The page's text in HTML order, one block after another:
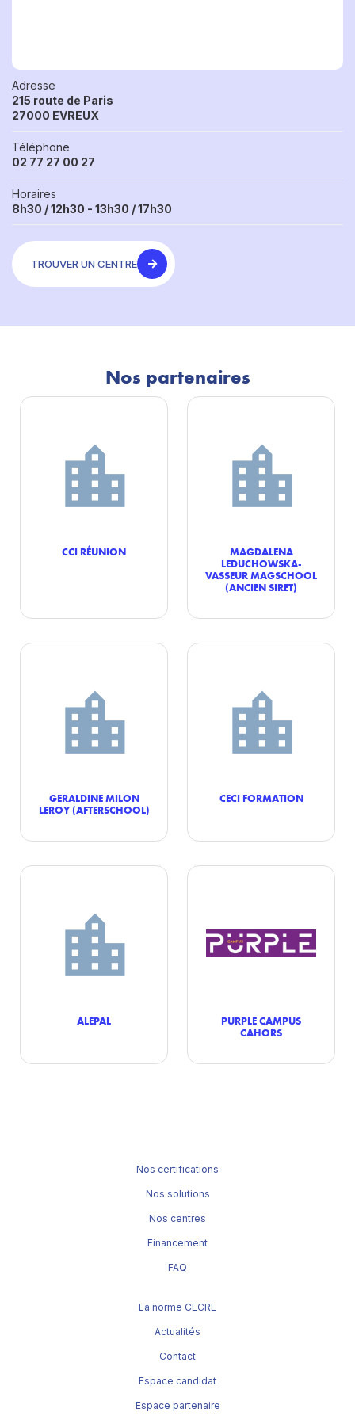
Adresse
215 route de Paris
27000 EVREUX
Téléphone
02 77 27 00 27
Horaires
8h30 / 12h30 - 13h30 / 17h30
TROUVER UN CENTRE
Nos partenaires
CCI RÉUNION
MAGDALENA
LEDUCHOWSKA-
VASSEUR MAGSCHOOL
(ANCIEN SIRET)
GERALDINE MILON
LEROY (AFTERSCHOOL)
CECI FORMATION
ALEPAL
PURPLE CAMPUS
CAHORS
Nos certifications
Nos solutions
Nos centres
Financement
FAQ
La norme CECRL
Actualités
Contact
Espace candidat
Espace partenaire